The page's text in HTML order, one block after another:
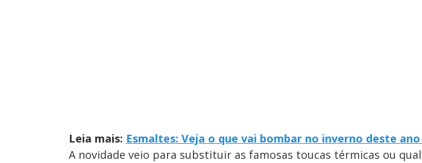
Leia mais: Esmaltes: Veja o que vai bombar no inverno deste
A novidade veio para substituir as famosas toucas térmicas ou